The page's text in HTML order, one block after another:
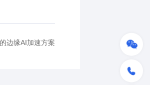
边缘AI加速方案